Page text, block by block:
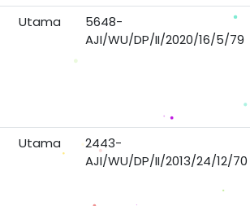
Utama
5648-
AJI/WU/DP/II/2020/16/5/79
Utama
2443-
AJI/WU/DP/II/2013/24/12/70